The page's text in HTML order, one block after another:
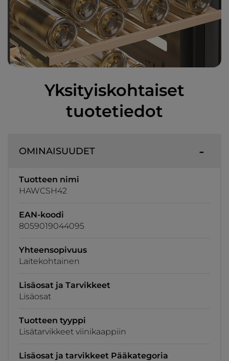
Yksityiskohtaiset
tuotetiedot
OMINAISUUDET
Tuotteen nimi
HAWCSH42
EAN-koodi
8059019044095
Yhteensopivuus
Laitekohtainen
Lisäosat ja Tarvikkeet
Lisäosat
Tuotteen tyyppi
Lisätarvikkeet viinikaappiin
Lisäosat ja tarvikkeet Pääkategoria